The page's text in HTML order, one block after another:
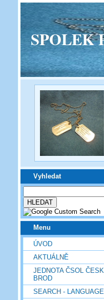
SPOLEK
Vyhledat
Menu
ÚVOD
AKTUÁLNĚ
JEDNOTA ČSOL
BROD
SEARCH - LANGUAGE